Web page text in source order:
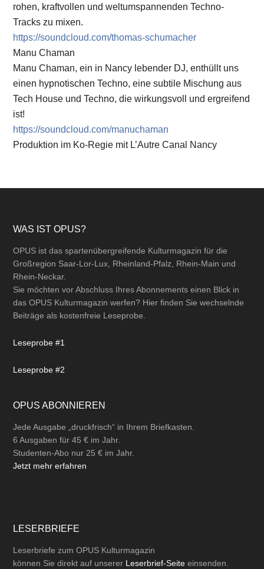
rohen, kraftvollen und weltumspannenden Techno-
Tracks zu mixen.
https://soundcloud.com/thomas-schumacher
Manu Chaman
Manu Chaman, ein in Nancy lebender DJ, enthüllt uns
einen hypnotischen Techno, eine subtile Mischung aus
Tech House und Techno, die wirkungsvoll und ergreifend
ist!
https://soundcloud.com/manuchaman
Produktion im Ko-Regie mitL’Autre Canal Nancy
Footer
WAS IST OPUS?
OPUS ist das spartenübergreifende Kulturmagazin für die
Großregion Saar-Lor-Lux, Rheinland-Pfalz, Rhein-Main und
Rhein-Neckar.
Sie möchten vor Abschluss Ihres Abonnements einen Blick in
das OPUS Kulturmagazin werfen? Hier finden Sie wechselnde
Beiträge als kostenfreie Leseprobe.
Leseprobe #1
Leseprobe #2
OPUS ABONNIEREN
Jede Ausgabe „druckfrisch“ in Ihrem Briefkasten.
6 Ausgaben für 45 € im Jahr.
Studenten-Abo nur 25 € im Jahr.
Jetzt mehr erfahren
LESERBRIEFE
Leserbriefe zum OPUS Kulturmagazin
können Sie direkt auf unserer Leserbrief-Seite einsenden.